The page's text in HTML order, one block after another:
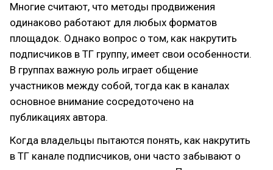
Многие считают, что методы продвижения
одинаково работают для любых форматов
площадок. Однако вопрос о том, как накрутить
подписчиков в ТГ группу, имеет свои особенности.
В группах важную роль играет общение
участников между собой, тогда как в каналах
основное внимание сосредоточено на
публикациях автора.
Когда владельцы пытаются понять, как накрутить
в ТГ канале подписчиков, они часто забывают о